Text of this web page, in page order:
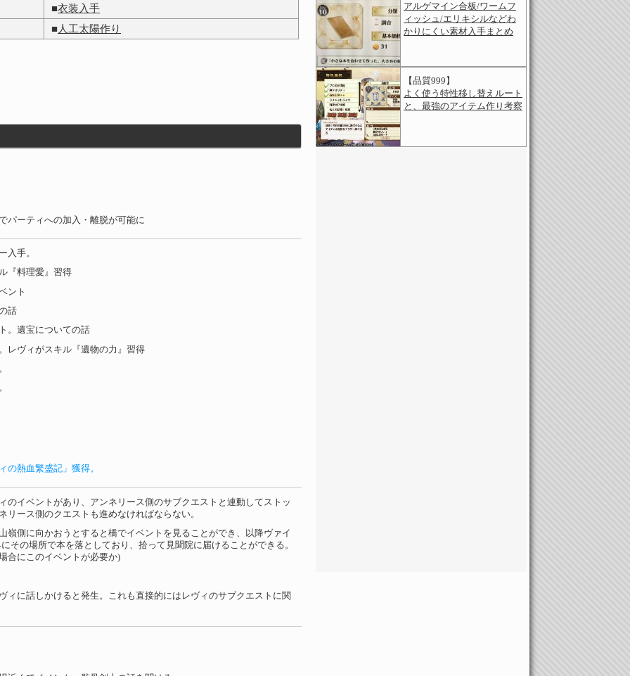
■衣装入手
■人工太陽作り
パーティへの加入・離脱が可能に
入手。
『料理愛』習得
ント
話
。遺宝についての話
レヴィがスキル『遺物の力』習得
の熱血繁盛記」獲得。
のイベントがあり、アンネリース側のサブクエストと連動してストッ
ース側のクエストも進めなければならない。
嶺側に向かおうとすると橋でイベントを見ることができ、以降ヴァイ
その場所で本を落としており、拾って見聞院に届けることができる。
合にこのイベントが必要か)
ィに話しかけると発生。これも直接的にはレヴィのサブクエストに関
アルゲマイン合板/ワームフ
ィッシュ/エリキシルなどわ
かりにくい素材入手まとめ
【品質999】
よく使う特性移し替えルート
と、最強のアイテム作り考察